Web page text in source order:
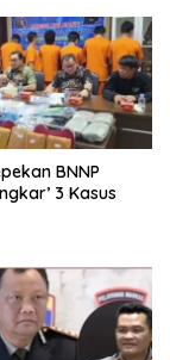
BNNP
3 Kasus